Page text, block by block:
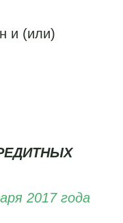
и (или)
2017 года